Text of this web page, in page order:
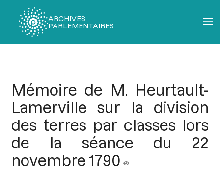
ARCHIVES
PARLEMENTAIRES
Mémoire de M. Heurtault-
Lamerville sur la division
des terres par classes lors
de la séance du 22
novembre 1790